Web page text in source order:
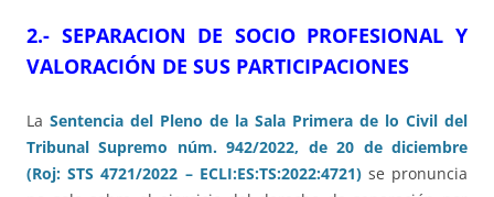
2.- SEPARACION DE SOCIO PROFESIONAL Y
VALORACIÓN DE SUS PARTICIPACIONES
La Sentencia del Pleno de la Sala Primera de lo Civil del
Tribunal Supremo núm. 942/2022, de 20 de diciembre
(Roj: STS 4721/2022 – ECLI:ES:TS:2022:4721)se pronuncia